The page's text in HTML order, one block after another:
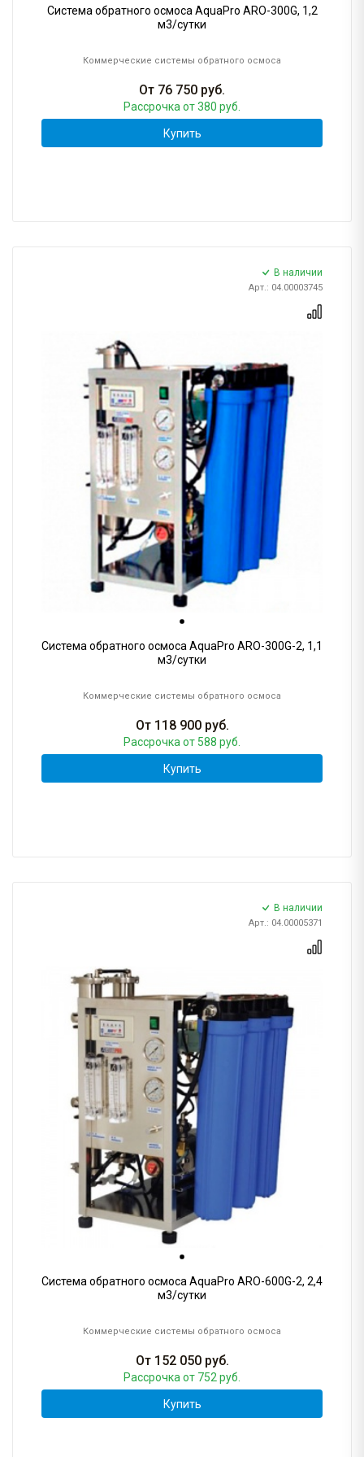
Система обратного осмоса AquaPro ARO-300G, 1,2
м3/сутки
Коммерческие системы обратного осмоса
От 76 750 руб.
Рассрочка от 380 руб.
Купить
В наличии
Арт.: 04.00003745
Система обратного осмоса AquaPro ARO-300G-2, 1,1
м3/сутки
Коммерческие системы обратного осмоса
От 118 900руб.
Рассрочка от 588 руб.
Купить
В наличии
Арт.: 04.00005371
Система обратного осмоса AquaPro ARO-600G-2, 2,4
м3/сутки
Коммерческие системы обратного осмоса
От 152 050руб.
Рассрочка от 752 руб.
Купить